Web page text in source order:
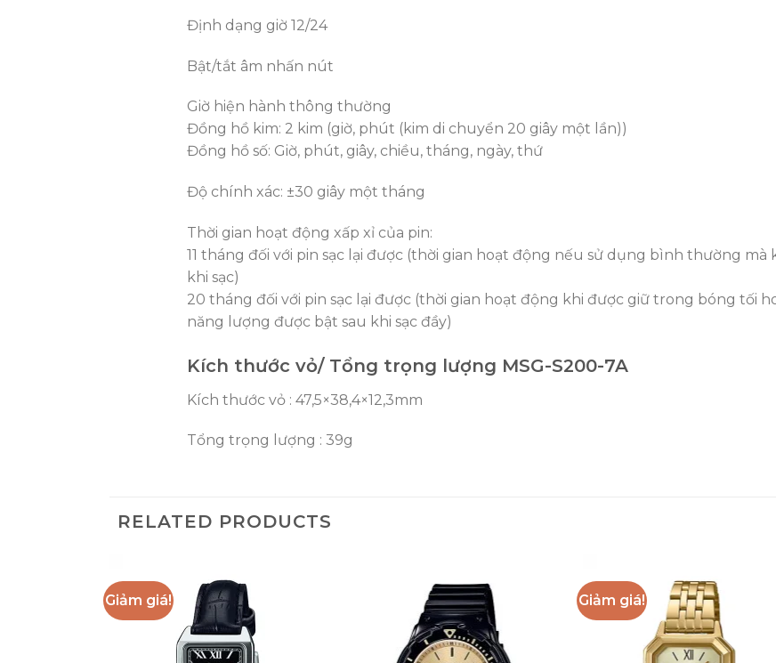
Định dạng giờ 12/24
Bật/tắt âm nhấn nút
Giờ hiện hành thông thường
Đồng hồ kim: 2 kim (giờ, phút (kim di chuyển 20 giây một lần))
Đồng hồ số: Giờ, phút, giây, chiều, tháng, ngày, thứ
Độ chính xác: ±30 giây một tháng
Thời gian hoạt động xấp xỉ của pin:
11 tháng đối với pin sạc lại được (thời gian hoạt động nếu sử dụng bình thường mà
khi sạc)
20 tháng đối với pin sạc lại được (thời gian hoạt động khi được giữ trong bóng tối
năng lượng được bật sau khi sạc đầy)
Kích thước vỏ/ Tổng trọng lượng MSG-S200-7A
Kích thước vỏ : 47,5×38,4×12,3mm
Tổng trọng lượng : 39g
RELATED PRODUCTS
Giảm giá! Giảm giá!